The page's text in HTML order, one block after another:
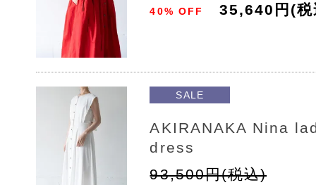
40% OFF 35,640円(
SALE
AKIRANAKA Nina
dress
93,500円(税込)